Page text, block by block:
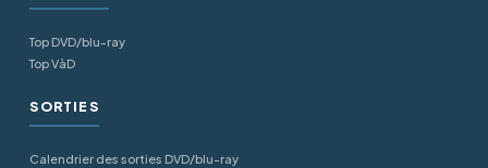
Top DVD/blu-ray
Top VàD
SORTIES
Calendrier des sorties DVD/blu-ray